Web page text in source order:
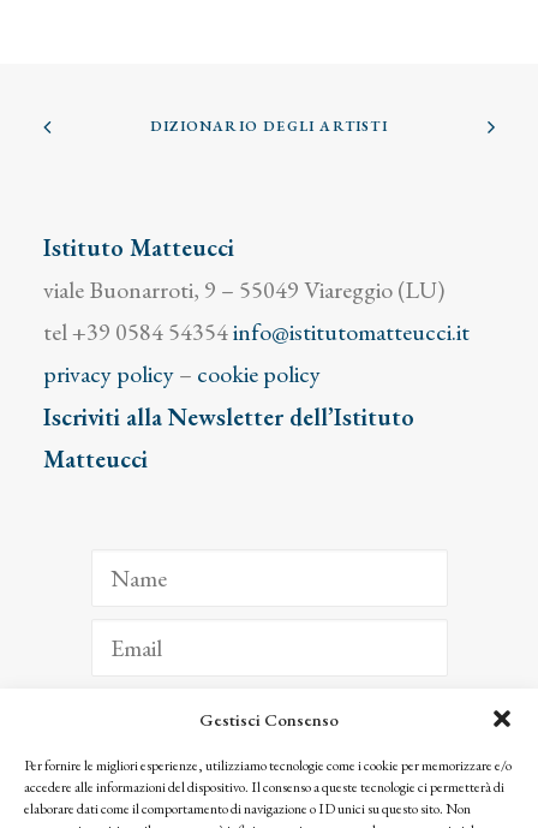
Gestisci Consenso
Per fornire le migliori esperienze, utilizziamo tecnologie come i cookie per memorizzare e/o
accedere alle informazioni del dispositivo. Il consenso a queste tecnologie ci permetterà di
elaborare dati come il comportamento di navigazione o ID unici su questo sito. Non
DIZIONARIO DEGLI ARTISTI
Istituto Matteucci
viale Buonarroti, 9 – 55049 Viareggio (LU)
tel +39 0584 54354info@istitutomatteucci.it
privacy policy– cookie policy
Iscriviti alla Newsletter dell’Istituto
Matteucci
ISCRIVITI
Facendo clic per iscriverti, riconosci che le tue informazioni saranno trattate
seguendo la nostra Privacy Policy